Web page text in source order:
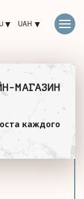
UAH
МАГАЗИН
каждого